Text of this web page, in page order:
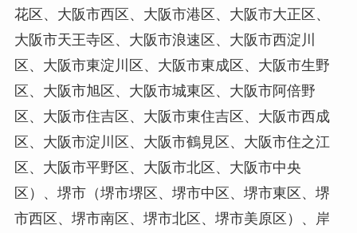
花区、大阪市西区、大阪市港区、大阪市大正区、
大阪市天王寺区、大阪市浪速区、大阪市西淀川
区、大阪市東淀川区、大阪市東成区、大阪市生野
区、大阪市旭区、大阪市城東区、大阪市阿倍野
区、大阪市住吉区、大阪市東住吉区、大阪市西成
区、大阪市淀川区、大阪市鶴見区、大阪市住之江
区、大阪市平野区、大阪市北区、大阪市中央
区）、堺市（堺市堺区、堺市中区、堺市東区、堺
市西区、堺市南区、堺市北区、堺市美原区）、岸